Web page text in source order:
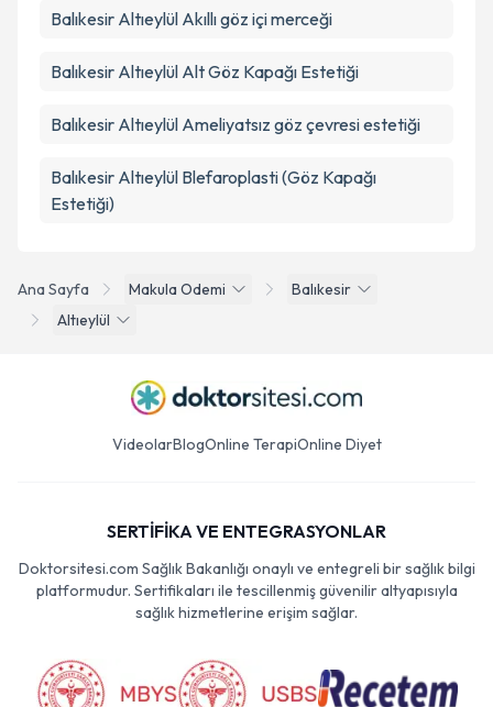
Ana Sayfa Makula Odemi
Balıkesir
Altıeylül
Balıkesir Altıeylül Akıllı göz içi merceği
Balıkesir Altıeylül Alt Göz Kapağı Estetiği
Balıkesir Altıeylül Ameliyatsız göz çevresi estetiği
Balıkesir Altıeylül Blefaroplasti (Göz Kapağı
Estetiği)
VideolarBlogOnline TerapiOnline Diyet
SERTİFİKA VE ENTEGRASYONLAR
Doktorsitesi.com Sağlık Bakanlığı onaylı ve entegreli bir sağlık bilgi
platformudur. Sertifikaları ile tescillenmiş güvenilir altyapısıyla
sağlık hizmetlerine erişim sağlar.